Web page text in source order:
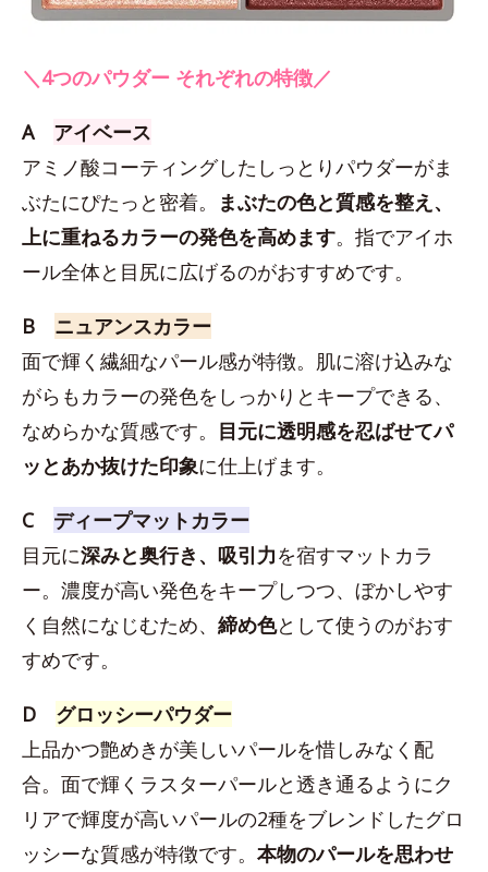
＼4つのパウダー それぞれの特徴／
A
アイベース
アミノ酸コーティングしたしっとりパウダーがま
ぶたにぴたっと密着。
まぶたの色と質感を整え、
上に重ねるカラーの発色を高めます。指でアイホ
ール全体と目尻に広げるのがおすすめです。
B
ニュアンスカラー
面で輝く繊細なパール感が特徴。肌に溶け込みな
がらもカラーの発色をしっかりとキープできる、
なめらかな質感です。 目元に透明感を忍ばせてパ
ッとあか抜けた印象に仕上げます。
C
ディープマットカラー
目元に深みと奥行き、吸引力を宿すマットカラ
ー。濃度が高い発色をキープしつつ、ぼかしやす
く自然になじむため、 締め色として使うのがおす
すめです。
D
グロッシーパウダー
上品かつ艶めきが美しいパールを惜しみなく配
合。面で輝くラスターパールと透き通るようにク
リアで輝度が高いパールの2種をブレンドしたグロ
ッシーな質感が特徴です。 本物のパールを思わせ